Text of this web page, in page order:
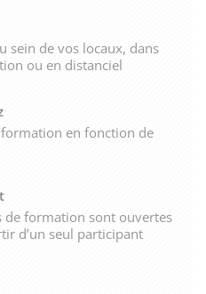
sein de vos locaux, dans
ou en distanciel
en fonction de
de formation sont ouvertes
d’un seul participant